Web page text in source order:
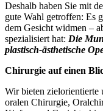
Deshalb haben Sie mit
gute Wahl getroffen: Es
dem Gesicht widmen –
spezialisiert hat: Die
plastisch-ästhetische
Chirurgie auf einen
Wir bieten zielorientierte
oralen Chirurgie,